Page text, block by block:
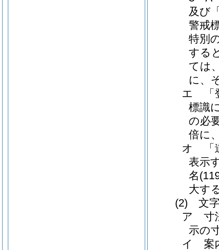
及び
警戒
特別
する
ては
に、
エ 「
標識
の必
倍に
オ 「
表示
名
大す
(2) 文
ア 寸
示の
イ 案